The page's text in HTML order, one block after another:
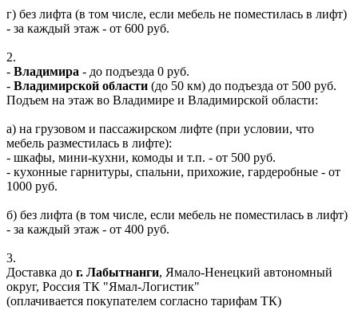
г) без лифта (в том числе, если мебель не поместилась в лифт)
- за каждый этаж - от 600 руб.
2.
- Владимира - до подъезда 0 руб.
- Владимирской области (до 50 км) до подъезда от 500 руб.
Подъем на этаж во Владимире и Владимирской области:
а) на грузовом и пассажирском лифте (при условии, что
мебель разместилась в лифте):
- шкафы, мини-кухни, комоды и т.п. - от 500 руб.
- кухонные гарнитуры, спальни, прихожие, гардеробные - от
1000 руб.
б) без лифта (в том числе, если мебель не поместилась в лифт)
- за каждый этаж - от 400 руб.
3.
Доставка до г. Лабытнанги, Ямало-Ненецкий автономный
округ, Россия ТК "Ямал-Логистик"
(оплачивается покупателем согласно тарифам ТК)